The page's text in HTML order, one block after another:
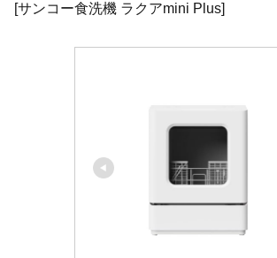
[サンコー食洗機 ラクアmini Plus]